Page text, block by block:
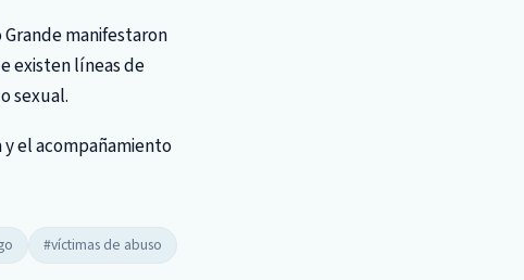
manifestaron
existen líneas de
sexual.
el acompañamiento
#víctimas de abuso